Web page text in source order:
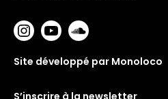
Site développé par Monoloco
S’inscrire à la newsletter